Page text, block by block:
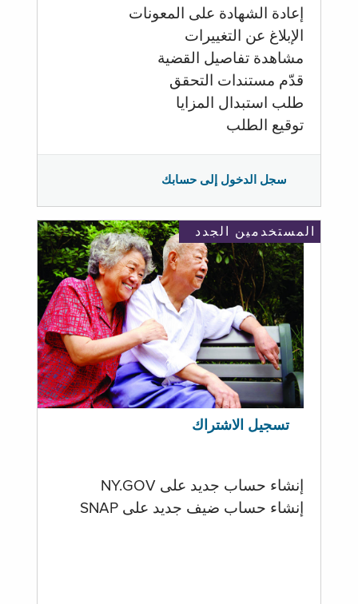
إعادة الشهادة على المعونات
الإبلاغ عن التغييرات
مشاهدة تفاصيل القضية
قدّم مستندات التحقق
طلب استبدال المزايا
توقيع الطلب
سجل الدخول إلى حسابك
المستخدمين الجدد
تسجيل الاشتراك
إنشاء حساب جديد على NY.GOV
إنشاء حساب ضيف جديد على SNAP